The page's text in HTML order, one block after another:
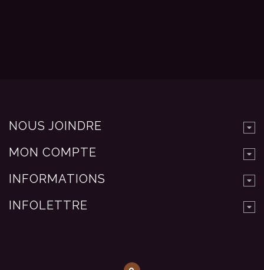
NOUS JOINDRE
MON COMPTE
INFORMATIONS
INFOLETTRE